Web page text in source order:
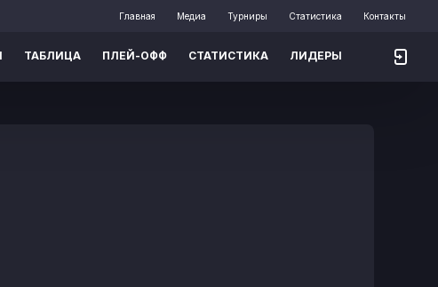
Главная Медиа Турниры Статистика Контакты
ТАБЛИЦА ПЛЕЙ-ОФФ СТАТИСТИКА ЛИДЕРЫ